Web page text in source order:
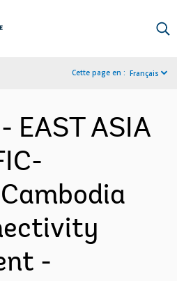
Cette page en : Français
EAST ASIA
-